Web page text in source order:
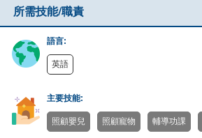
所需技能/職責
語言:
英語
主要技能:
照顧嬰兒 照顧寵物 輔導功課